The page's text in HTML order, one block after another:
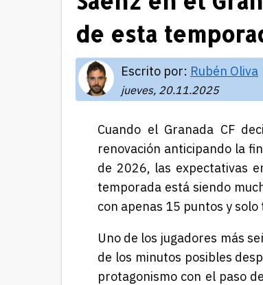
de esta
Escrito por: Rubén Oliva
jueves, 20.11.2025
Cuando el Granada CF
renovación anticipando la
de 2026, las expectativas
temporada está siendo
con apenas 15 puntos y
Uno de los jugadores más
de los minutos posibles
protagonismo con el paso